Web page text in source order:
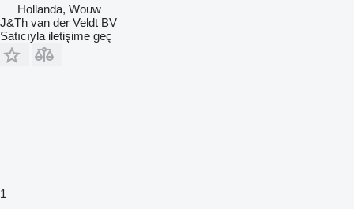
Hollanda, Wouw
J&Th van der Veldt BV
Satıcıyla iletişime geç
1